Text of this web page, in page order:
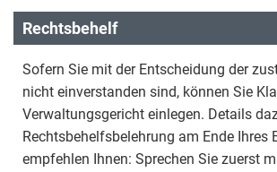
Rechtsbehelf
Sofern Sie mit der Entscheidung der
nicht einverstanden sind, können Sie
Verwaltungsgericht einlegen. Details
Rechtsbehelfsbelehrung am Ende Ihres
empfehlen Ihnen: Sprechen Sie zuerst